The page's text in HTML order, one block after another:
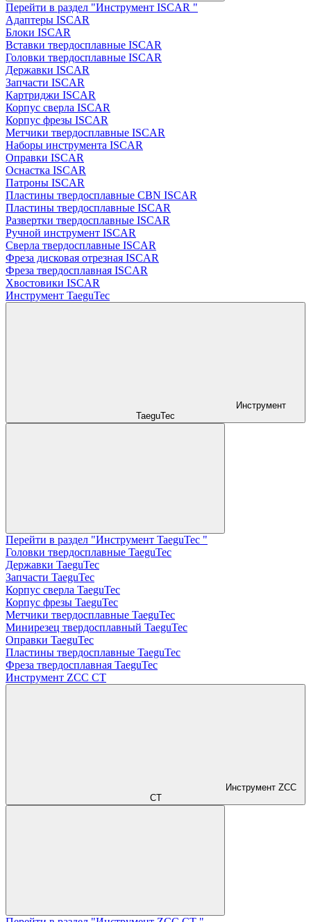
Перейти в раздел "Инструмент ISCAR "
Адаптеры ISCAR
Блоки ISCAR
Вставки твердосплавные ISCAR
Головки твердосплавные ISCAR
Державки ISCAR
Запчасти ISCAR
Картриджи ISCAR
Корпус сверла ISCAR
Корпус фрезы ISCAR
Метчики твердосплавные ISCAR
Наборы инструмента ISCAR
Оправки ISCAR
Оснастка ISCAR
Патроны ISCAR
Пластины твердосплавные CBN ISCAR
Пластины твердосплавные ISCAR
Развертки твердосплавные ISCAR
Ручной инструмент ISCAR
Сверла твердосплавные ISCAR
Фреза дисковая отрезная ISCAR
Фреза твердосплавная ISCAR
Хвостовики ISCAR
Инструмент TaeguTec
Инструмент
TaeguTec
Перейти в раздел "Инструмент TaeguTec "
Головки твердосплавные TaeguTec
Державки TaeguTec
Запчасти TaeguTec
Корпус сверла TaeguTec
Корпус фрезы TaeguTec
Метчики твердосплавные TaeguTec
Минирезец твердосплавный TaeguTec
Оправки TaeguTec
Пластины твердосплавные TaeguTec
Фреза твердосплавная TaeguTec
Инструмент ZCС CT
Инструмент ZCС
CT